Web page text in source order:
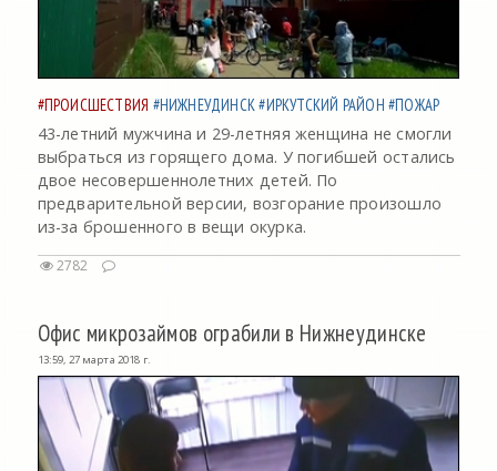
#ПРОИСШЕСТВИЯ #НИЖНЕУДИНСК#ИРКУТСКИЙ РАЙОН #ПОЖАР
43-летний мужчина и 29-летняя женщина не смогли
выбраться из горящего дома. У погибшей остались
двое несовершеннолетних детей. По
предварительной версии, возгорание произошло
из-за брошенного в вещи окурка.
2782
Офис микрозаймов ограбили в Нижнеудинске
13:59, 27 марта 2018 г.